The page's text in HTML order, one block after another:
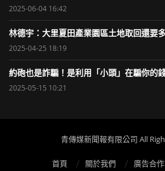
2025-06-04 16:42
林德宇：大里夏田產業園區土地取回還要
2025-04-25 18:19
約砲也是詐騙！是利用「小頭」在騙你的
2025-05-15 10:21
青傳媒新聞報有限公司 All
首頁 關於我們 廣告合作